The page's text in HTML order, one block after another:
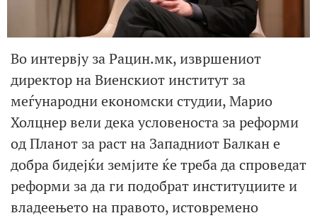
Во интервју за Рацин.мк, извршениот
директор на Виенскиот институт за
меѓународни економски студии, Марио
Холцнер вели дека условеноста за реформи
од Планот за раст на Западниот Балкан е
добра бидејќи земјите ќе треба да спроведат
реформи за да ги подобрат институциите и
владеењето на правото, истовремено